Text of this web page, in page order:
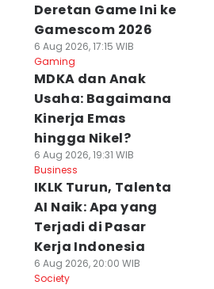
Deretan Game Ini ke
Gamescom 2026
6 Aug 2026, 17:15 WIB
Gaming
MDKA dan Anak
Usaha: Bagaimana
Kinerja Emas
hingga Nikel?
6 Aug 2026, 19:31 WIB
Business
IKLK Turun, Talenta
AI Naik: Apa yang
Terjadi di Pasar
Kerja Indonesia
6 Aug 2026, 20:00 WIB
Society